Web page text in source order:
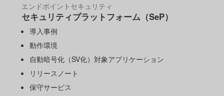
エンドポイントセキュリティ
セキュリティプラットフォーム（SeP）
導入事例
動作環境
自動暗号化（SV化）対象アプリケーション
リリースノート
保守サービス